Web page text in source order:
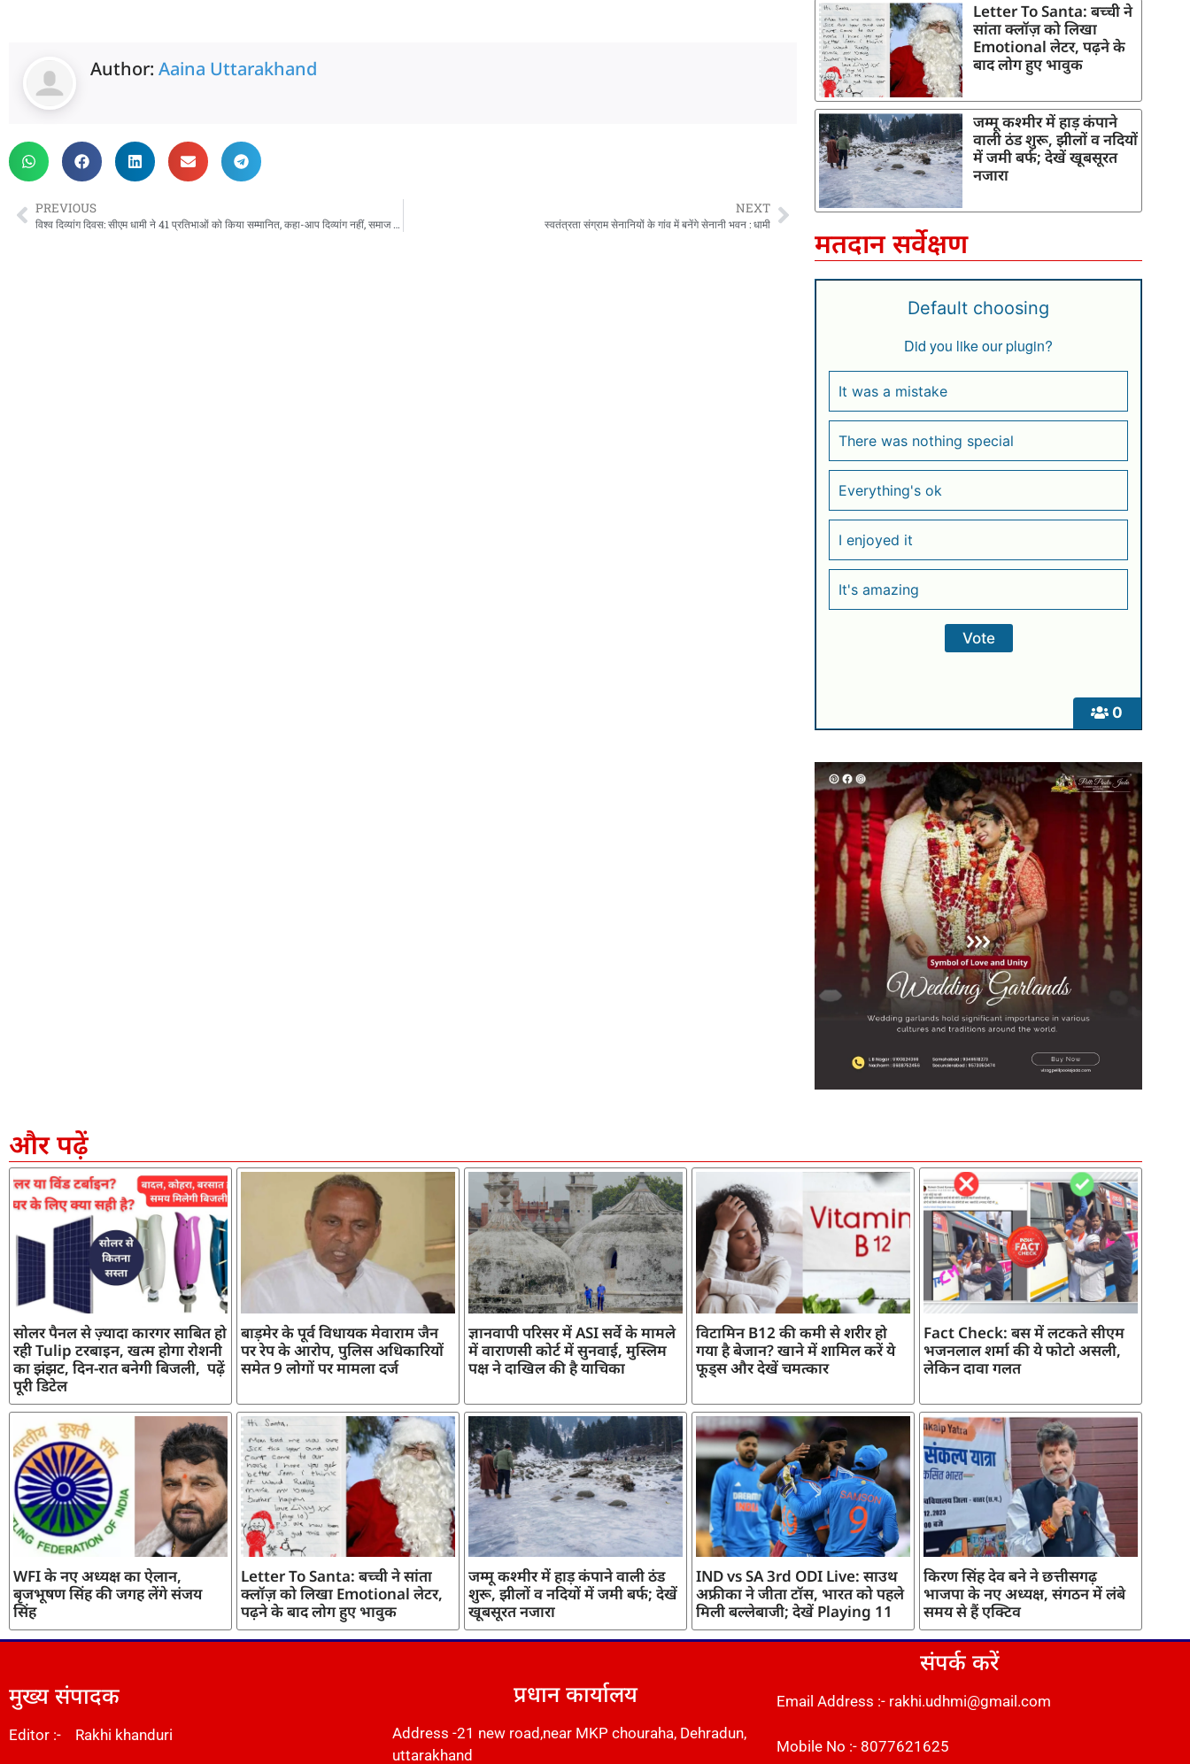
Author: Aaina Uttarakhand
PREVIOUS
विश्व दिव्यांग दिवस: सीएम धामी ने 41 प्रतिभाओं को किया सम्मानित, कहा-आप दिव्यांग नहीं, समाज के दिव्य-अंग हैं
NEXT
स्वतंत्रता संग्राम सेनानियों के गांव में बनेंगे सेनानी भवन : धामी
Letter To Santa: बच्ची ने
सांता क्लॉज़ को लिखा
Emotional लेटर, पढ़ने के
बाद लोग हुए भावुक
जम्मू कश्मीर में हाड़ कंपाने
वाली ठंड शुरू, झीलों व नदियों
में जमी बर्फ; देखें खूबसूरत
नजारा
मतदान सर्वेक्षण
0
Default choosing
Did you like our plugin?
It was a mistake
There was nothing special
Everything's ok
I enjoyed it
It's amazing
और पढ़ें
सोलर पैनल से ज़्यादा कारगर साबित हो
रही Tulip टरबाइन, खत्म होगा रोशनी
का झंझट, दिन-रात बनेगी बिजली, पढ़ें
पूरी डिटेल
बाड़मेर के पूर्व विधायक मेवाराम जैन
पर रेप के आरोप, पुलिस अधिकारियों
समेत 9 लोगों पर मामला दर्ज
ज्ञानवापी परिसर में ASI सर्वे के मामले
में वाराणसी कोर्ट में सुनवाई, मुस्लिम
पक्ष ने दाखिल की है याचिका
विटामिन B12 की कमी से शरीर हो
गया है बेजान? खाने में शामिल करें ये
फूड्स और देखें चमत्कार
Fact Check: बस में लटकते सीएम
भजनलाल शर्मा की ये फोटो असली,
लेकिन दावा गलत
WFI के नए अध्यक्ष का ऐलान,
बृजभूषण सिंह की जगह लेंगे संजय
सिंह
Letter To Santa: बच्ची ने सांता
क्लॉज़ को लिखा Emotional लेटर,
पढ़ने के बाद लोग हुए भावुक
जम्मू कश्मीर में हाड़ कंपाने वाली ठंड
शुरू, झीलों व नदियों में जमी बर्फ; देखें
खूबसूरत नजारा
IND vs SA 3rd ODI Live: साउथ
अफ्रीका ने जीता टॉस, भारत को पहले
मिली बल्लेबाजी; देखें Playing 11
किरण सिंह देव बने ने छत्तीसगढ़
भाजपा के नए अध्यक्ष, संगठन में लंबे
समय से हैं एक्टिव
मुख्य संपादक
Editor :- Rakhi khanduri
प्रधान कार्यालय
Address -21 new road,near MKP chouraha, Dehradun,
uttarakhand
संपर्क करें
Email Address :- rakhi.udhmi@gmail.com
Mobile No :- 8077621625